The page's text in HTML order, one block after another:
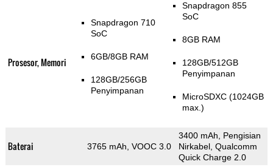
Prosesor, Memori
Snapdragon 710
SoC
6GB/8GB RAM
128GB/256GB
Penyimpanan
Snapdragon 855
SoC
8GB RAM
128GB/512GB
Penyimpanan
MicroSDXC (1024GB
max.)
Baterai 3765 mAh, VOOC 3.0
3400 mAh, Pengisian
Nirkabel, Qualcomm
Quick Charge 2.0